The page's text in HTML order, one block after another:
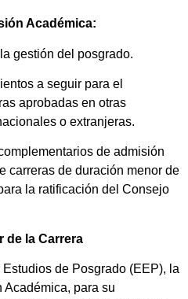
Académica:
gestión del posgrado.
a seguir para el
aprobadas en otras
o extranjeras.
de admisión
carreras de duración menor de
la ratificación del Consejo
de la Carrera
de Posgrado (EEP), la
para su